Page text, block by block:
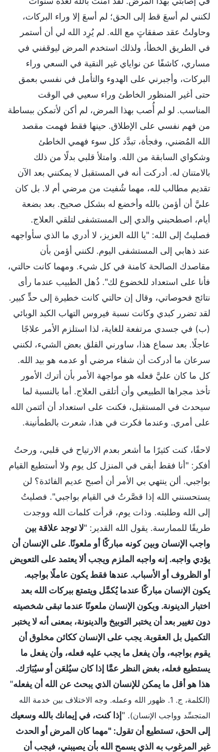
لكنني لم أسعَ قط إلى الحق؛ لم أسعَ إلا وراء البركات،
وحاولتُ عقد صفقاتٍ مع الله. لم يُرِد الله لي أن أستمر
في الطريق الخطأ، ولذلك استخدم المرض ليوقفني في
مساري، كاشفًا عن نواياي غير النقية في السعي وراء
البركات، وأجبرني على الهدوء والتأمل في نفسي بعمق
حتى أغير المنظور الخاطئ وراء سعيي في الوقت
المناسب. لو لم أُصب بهذا المرض، لم أكن لأتمكن ببساطة
من فهم نفسي على الإطلاق. حينها فقط فهمت مقصد
الله المُضني، وفجأة، تبدَّد كل سوء فهمي الخاطئ
وشكواي السابقة من الله. وامتلأ قلبي بدلًا من ذلك
بالامتنان له. أدركت أنه في المستقبل لا يمكنني بعد الآن
تقديم مطالب لله، مهما شُفيت من مرضي أم لا. بل كان
عليَّ أن أؤمن بالله وأخضع له بشكل صحيح. بعد بضعة
أيام، اصطحبني والدي إلى المستشفى لتلقي العلاج.
فصليتُ إلى الله: "يا الله العزيز، لا أدري ما الذي سأواجهه
عند ذهابي إلى المستشفى اليوم. لكنني أؤمن بأن
مقاصدك الصالحة كامنة في كل شيء. ومهما كانت حالتي،
فأنا على استعداد للخضوع لك". ذُهل الطبيب عندما رأى
نتائج فحوصاتي، وقال إن حالتي كانت خطيرة إلى حدٍّ كبير.
لقد تضرر كبدي وكانت نسبة فيروس التهاب الكبد الوبائي
(ب) في جسدي مرتفعة للغاية، لذا استلزم الأمر علاجًا
عاجلًا. بعد سماع هذا، ساورني القلق بعض الشيء، لكنني
سرعان ما أدركت أن شفاء مرضي أو عدمه هو بيد الله.
كل ما كان عليَّ فعله هو مواجهة الأمر بأن أترك الأمور
تأخذ مجراها الطبيعي وأن أتلقى العلاج. أما بالنسبة لما
سيحدث في المستقبل، فكنت على استعداد أن أئتمن الله
على أمري. وعندما فكرت في هذا، شعرت بالطمأنينة.
لاحقًا، كنت كثيرًا ما أشعر بعدم الارتياح في قلبي، ورحتُ
أفكر: "أنا فقط أبقى في المنزل كل يوم ولا أستطيع القيام
بواجبي. ألن ينتهي بي الأمر أن أصبح عديم الفائدة؟ لن
يستحسنني الله إذا قصَّرتُ في القيام بواجبي". فصليتُ
إلى الله وطلبته. وذات يوم، قرأت كلمات الله ووجدت
طريقًا للممارسة. يقول الله القدير: "لا توجد علاقة بين
واجب الإنسان وبين كونه مباركًا أو ملعونًا. على الإنسان أن
يؤدي واجبه. إنه واجبه الملزم ويجب ألا يعتمد على التعويض
أو الظروف أو الأسباب. عندها فقط يكون عاملًا بواجبه.
يكون الإنسان مباركًا عندما يُكمَّل ويتمتع ببركات الله بعد
اختبار الدينونة. ويكون الإنسان ملعونًا عندما تبقى شخصيته
دون تغيير بعد أن يختبر التوبيخ والدينونة، بمعنى أنه لا يختبر
التكميل بل العقوبة. يجب على الإنسان ككائن مخلوق أن
يقوم بواجبه، وأن يفعل ما يجب عليه فعله، وأن يفعل ما
يستطيع فعله، بغض النظر عمَّا إذا كان سيُلعَن أو سيُبَارَك.
هذا هو أقل ما يمكن للإنسان الذي يبحث عن الله أن يفعله"
(الكلمة، ج. 1. ظهور الله وعمله. وجه الاختلاف بين خدمة الله
المتجسِّد وواجب الإنسان). "إذا كنت، في إيمانك بالله وسعيك
إلى الحق، تستطيع أن تقول: "مهما كان المرض أو الحدث
غير المرغوب به الذي يسمح الله بأن يصيبني، فيجب أن